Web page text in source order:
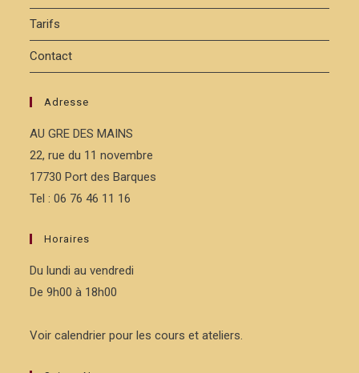
Tarifs
Contact
Adresse
AU GRE DES MAINS
22, rue du 11 novembre
17730 Port des Barques
Tel : 06 76 46 11 16
Horaires
Du lundi au vendredi
De 9h00 à 18h00
Voir calendrier pour les cours et ateliers.